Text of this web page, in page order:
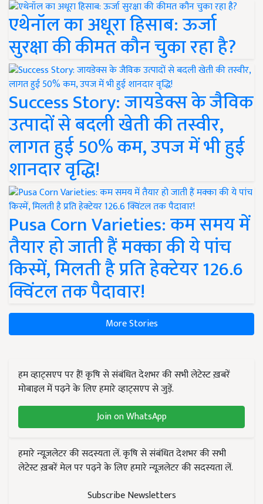
एथेनॉल का अधूरा हिसाब: ऊर्जा
सुरक्षा की कीमत कौन चुका रहा है?
Success Story: जायडेक्स के जैविक
उत्पादों से बदली खेती की तस्वीर,
लागत हुई 50% कम, उपज में भी हुई
शानदार वृद्धि!
Pusa Corn Varieties: कम समय में
तैयार हो जाती हैं मक्का की ये पांच
किस्में, मिलती है प्रति हेक्टेयर 126.6
क्विंटल तक पैदावार!
More Stories
हम व्हाट्सएप पर हैं! कृषि से संबंधित देशभर की सभी लेटेस्ट ख़बरें
मोबाइल में पढ़ने के लिए हमारे व्हाट्सएप से जुड़ें.
Join on WhatsApp
हमारे न्यूज़लेटर की सदस्यता लें. कृषि से संबंधित देशभर की सभी
लेटेस्ट ख़बरें मेल पर पढ़ने के लिए हमारे न्यूज़लेटर की सदस्यता लें.
Subscribe Newsletters